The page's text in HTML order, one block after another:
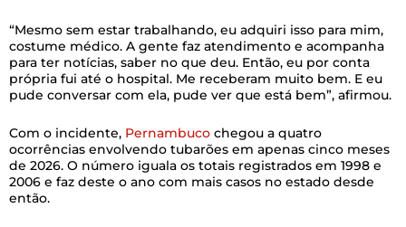
“Mesmo sem estar trabalhando, eu adquiri isso para mim,
costume médico. A gente faz atendimento e acompanha
para ter notícias, saber no que deu. Então, eu por conta
própria fui até o hospital. Me receberam muito bem. E eu
pude conversar com ela, pude ver que está bem”, afirmou.
Com o incidente, Pernambuco chegou a quatro
ocorrências envolvendo tubarões em apenas cinco meses
de 2026. O número iguala os totais registrados em 1998 e
2006 e faz deste o ano com mais casos no estado desde
então.